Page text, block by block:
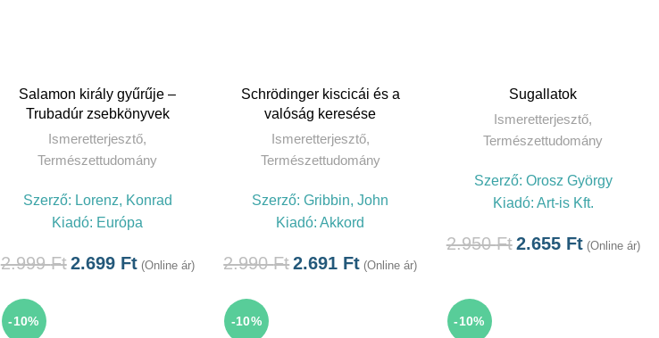
Salamon király gyűrűje –
Trubadúr zsebkönyvek
Ismeretterjesztő,
Természettudomány
Szerző: Lorenz, Konrad
Kiadó: Európa
2.999Ft2.699 Ft (Online ár)
TOVÁBB
Schrödinger kiscicái és a
valóság keresése
Ismeretterjesztő,
Természettudomány
Szerző:Gribbin, John
Kiadó:Akkord
2.990Ft2.691 Ft (Online ár)
TOVÁBB
Sugallatok
Ismeretterjesztő,
Természettudomány
Szerző: Orosz György
Kiadó: Art-is Kft.
2.950Ft2.655 Ft (Online ár)
-10% -10% -10%